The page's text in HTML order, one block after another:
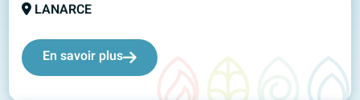
LANARCE
En savoir plus